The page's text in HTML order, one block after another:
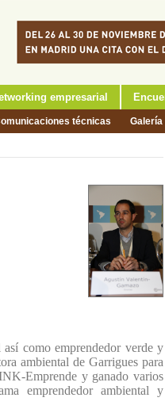
empresarial
técnicas
como emprendedor verde y
ambiental de Garrigues para
Emprende y ganado varios
emprendedor ambiental y